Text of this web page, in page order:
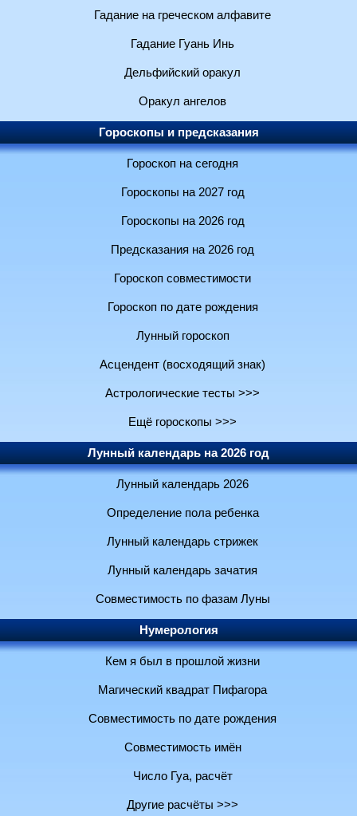
Гадание на греческом алфавите
Гадание Гуань Инь
Дельфийский оракул
Оракул ангелов
Гороскопы и предсказания
Гороскоп на сегодня
Гороскопы на 2027 год
Гороскопы на 2026 год
Предсказания на 2026 год
Гороскоп совместимости
Гороскоп по дате рождения
Лунный гороскоп
Асцендент (восходящий знак)
Астрологические тесты >>>
Ещё гороскопы >>>
Лунный календарь на 2026 год
Лунный календарь 2026
Определение пола ребенка
Лунный календарь стрижек
Лунный календарь зачатия
Совместимость по фазам Луны
Нумерология
Кем я был в прошлой жизни
Магический квадрат Пифагора
Совместимость по дате рождения
Совместимость имён
Число Гуа, расчёт
Другие расчёты >>>